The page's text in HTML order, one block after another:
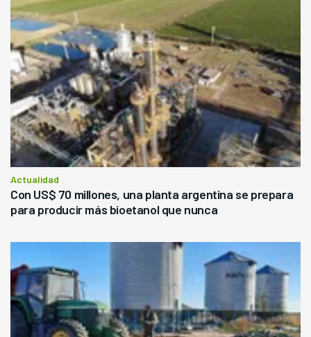
Actualidad
Con US$ 70 millones, una planta argentina se prepara
para producir más bioetanol que nunca